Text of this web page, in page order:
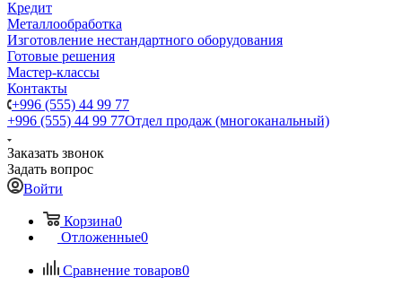
Кредит
Металлообработка
Изготовление нестандартного оборудования
Готовые решения
Мастер-классы
Контакты
+996 (555) 44 99 77
+996 (555) 44 99 77Отдел продаж (многоканальный)
Заказать звонок
Задать вопрос
Войти
Корзина0
Отложенные0
Сравнение товаров0